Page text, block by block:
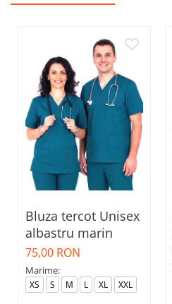
Bluza tercot Unisex
albastru marin
75,00 RON
Marime:
XS S M L XL XXL